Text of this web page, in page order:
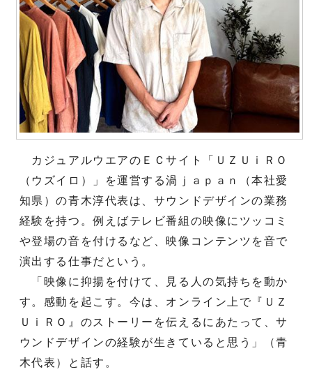
カジュアルウエアのＥＣサイト「ＵＺＵｉＲＯ
（ウズイロ）」を運営する渦ｊａｐａｎ（本社愛
知県）の青木淳代表は、サウンドデザインの業務
経験を持つ。例えばテレビ番組の映像にツッコミ
や登場の音を付けるなど、映像コンテンツを音で
演出する仕事だという。
「映像に抑揚を付けて、見る人の気持ちを動か
す。感動を起こす。今は、オンライン上で『ＵＺ
ＵｉＲＯ』のストーリーを伝えるにあたって、サ
ウンドデザインの経験が生きていると思う」（青
木代表）と話す。